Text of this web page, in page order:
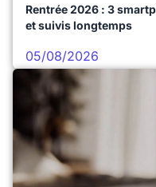
Rentrée 2026 : 3
et suivis longtemps
05/08/2026